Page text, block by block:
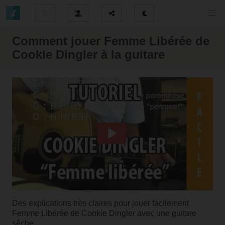
Comment jouer Femme Libérée de
Cookie Dingler à la guitare
Des explications très claires pour jouer facilement
Femme Libérée de Cookie Dingler avec une guitare
sêche.